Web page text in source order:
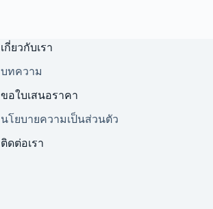
เกี่ยวกับเรา
บทความ
ขอใบเสนอราคา
นโยบายความเป็นส่วนตัว
ติดต่อเรา